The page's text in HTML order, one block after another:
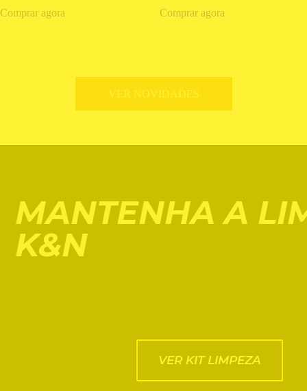
Comprar agora Comprar agora
VER NOVIDADES
MANTENHA A
K&N
VER KIT LIMPEZA